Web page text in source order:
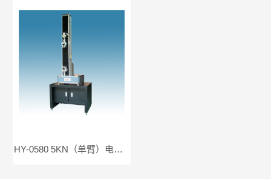
HY-0580 5KN（单臂）电子万能试验机